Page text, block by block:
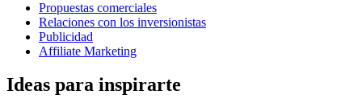
Propuestas comerciales
Relaciones con los inversionistas
Publicidad
Affiliate Marketing
Ideas para inspirarte